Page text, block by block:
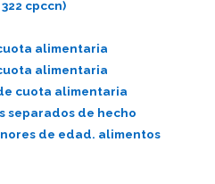
cpccn)
alimentaria
alimentaria
cuota alimentaria
separados de hecho
de edad. alimentos